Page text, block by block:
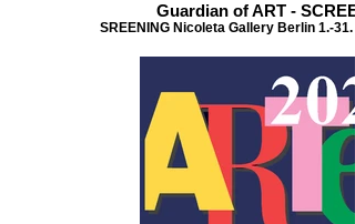
Guardian of ART -
SREENING Nicoleta Gallery Berlin 1.-31.